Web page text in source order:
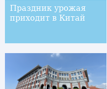
Праздник урожая
приходит в Китай